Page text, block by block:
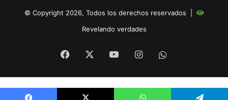
© Copyright 2026, Todos los derechos reservados |
Revelando verdades
Facebook YouTubeInstagram